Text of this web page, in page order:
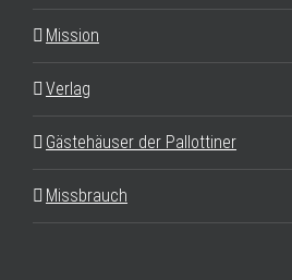
Mission
Verlag
Gästehäuser der Pallottiner
Missbrauch